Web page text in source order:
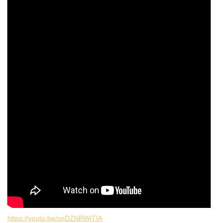
https://youtu.be/onDZNRWjTIA